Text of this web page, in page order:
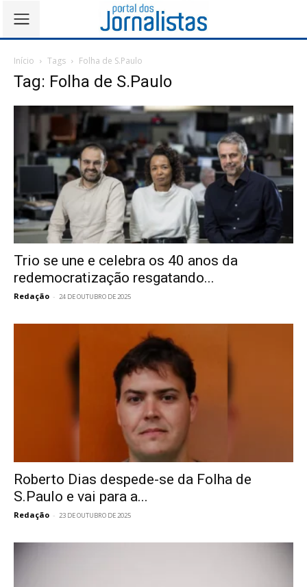
Início Tags Folha de S.Paulo
Tag: Folha de S.Paulo
Trio se une e celebra os 40 anos da
redemocratização resgatando...
Redação - 24 DE OUTUBRO DE 2025
Roberto Dias despede-se da Folha de
S.Paulo e vai para a...
Redação - 23 DE OUTUBRO DE 2025